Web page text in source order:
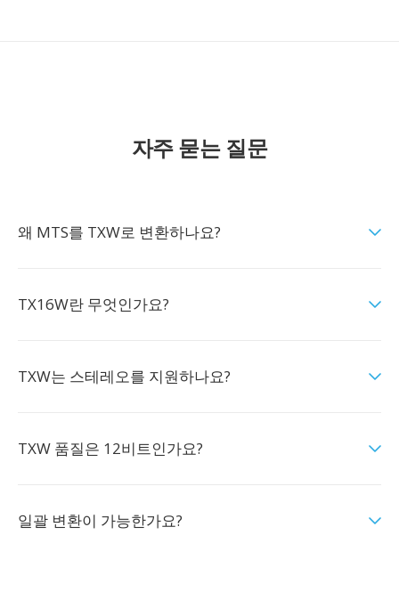
자주 묻는 질문
왜 MTS를 TXW로 변환하나요?
TX16W란 무엇인가요?
TXW는 스테레오를 지원하나요?
TXW 품질은 12비트인가요?
일괄 변환이 가능한가요?